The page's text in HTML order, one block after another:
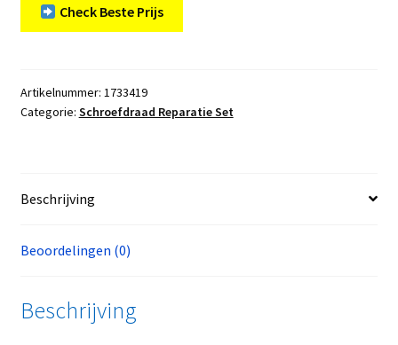
Check Beste Prijs
Artikelnummer: 1733419
Categorie: Schroefdraad Reparatie Set
Beschrijving
Beoordelingen (0)
Beschrijving